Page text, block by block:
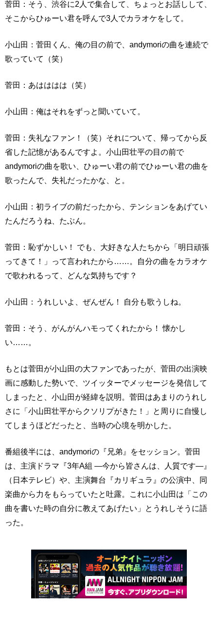
菅田：そう、渋谷に2人で集合して、ちょっとお話しして、
そこからひゅーい君を呼んで3人でカラオケをして。
小山田：菅田くん、俺の目の前で、andymoriの曲を連続で
歌っていて（笑）
菅田：あはははは（笑）
小山田：俺はそれをずっと聞いていて。
菅田：失礼なファン！（笑）それについて、帰ってから反
省した記憶があるんですよ。小山田壮平の目の前で
andymoriの曲を歌い、ひゅーい君の前でひゅーい君の曲を
歌ったんで、失礼だったかな、と。
小山田：初ライブの前だったから、テンションをあげてい
たんだろうね、たぶん。
菅田：恥ずかしい！ でも、大好きな人たちから「明日頑張
ってきて！」って言われたから……。自分の曲をカラオケ
で歌われるって、どんな気持ちです？
小山田：うれしいよ、ぜんぜん！ 自分も歌うしね。
菅田：そう、がんがんハモってくれたから！ 懐かし
い……。
もとは菅田が小山田の大ファンであったが、菅田の出演映
画に感動した勢いで、ツイッターでメッセージを発信して
しまったと、小山田が経緯を説明。菅田はあまりのうれし
さに「小山田壮平からクソリプがきた！」と周りに自慢し
てしまうほどだったと、当時の心境を明かした。
番組後半には、andymoriの『兄弟』をセッション。菅田
は、主演ドラマ『3年A組 ―今から皆さんは、人質です―』
（日本テレビ）や、主演舞台『カリギュラ』の公演中、同
楽曲から力をもらっていたと吐露。これに小山田は「この
曲を書いた時の自分に教えてあげたい」とうれしそうに語
った。